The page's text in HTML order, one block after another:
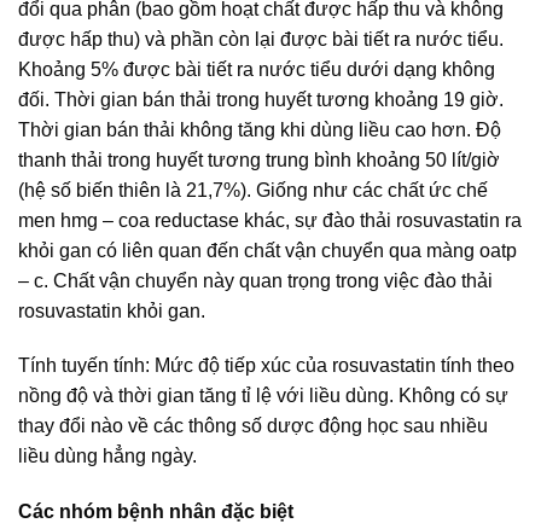
đổi qua phân (bao gồm hoạt chất được hấp thu và không
được hấp thu) và phần còn lại được bài tiết ra nước tiểu.
Khoảng 5% được bài tiết ra nước tiểu dưới dạng không
đối. Thời gian bán thải trong huyết tương khoảng 19 giờ.
Thời gian bán thải không tăng khi dùng liều cao hơn. Độ
thanh thải trong huyết tương trung bình khoảng 50 lít/giờ
(hệ số biến thiên là 21,7%). Giống như các chất ức chế
men hmg – coa reductase khác, sự đào thải rosuvastatin ra
khỏi gan có liên quan đến chất vận chuyển qua màng oatp
– c. Chất vận chuyển này quan trọng trong việc đào thải
rosuvastatin khỏi gan.
Tính tuyến tính: Mức độ tiếp xúc của rosuvastatin tính theo
nồng độ và thời gian tăng tỉ lệ với liều dùng. Không có sự
thay đổi nào về các thông số dược động học sau nhiều
liều dùng hẳng ngày.
Các nhóm bệnh nhân đặc biệt